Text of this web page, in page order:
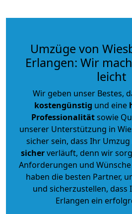
Umzüge von
Erlangen: Wir
leicht
Wir geben unser Bestes,
kostengünstig und eine
Professionalitätsowie
unserer Unterstützung in
sicher sein, dass Ihr Umzug
sicherverläuft, denn wir
Anforderungen und
haben die besten Partner,
und sicherzustellen, dass
Erlangen ein